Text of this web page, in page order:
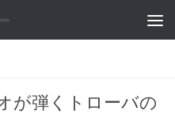
が弾くトローバの